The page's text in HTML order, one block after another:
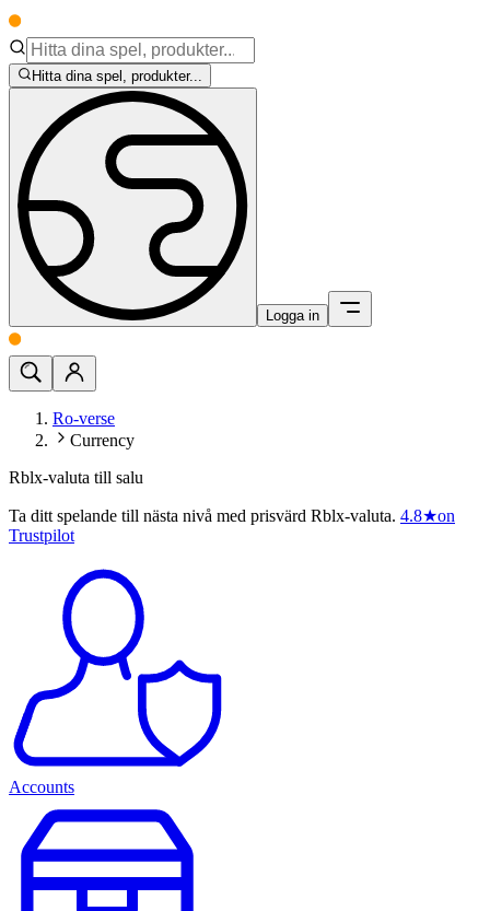
Hitta dina spel, produkter...
Logga in
Ro-verse
Currency
Rblx-valuta till salu
Ta ditt spelande till nästa nivå med prisvärd Rblx-valuta. 4.8★on
Trustpilot
Accounts